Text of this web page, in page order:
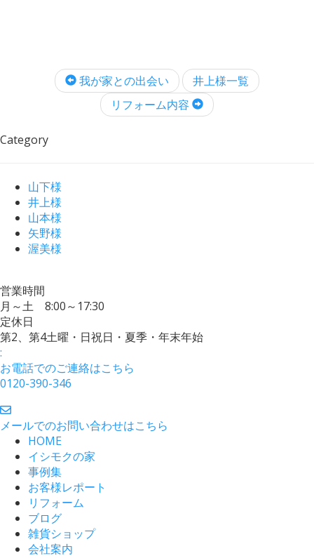
我が家との出会い
井上様一覧
リフォーム内容
Category
山下様
井上様
山本様
矢野様
渥美様
営業時間
月～土 8:00～17:30
定休日
第2、第4土曜・日祝日・夏季・年末年始
:
お電話でのご連絡はこちら
0120-390-346
メールでのお問い合わせはこちら
HOME
イシモクの家
事例集
お客様レポート
リフォーム
ブログ
雑貨ショップ
会社案内